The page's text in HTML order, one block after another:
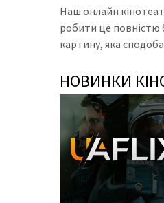
Наш онлайн
робити це повністю
картину, яка
НОВИНКИ